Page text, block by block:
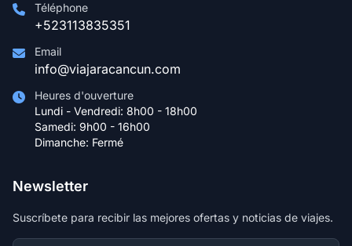
Téléphone
+523113835351
Email
info@viajaracancun.com
Heures d'ouverture
Lundi - Vendredi: 8h00 - 18h00
Samedi: 9h00 - 16h00
Dimanche: Fermé
Newsletter
Suscríbete para recibir las mejores ofertas y noticias de viajes.